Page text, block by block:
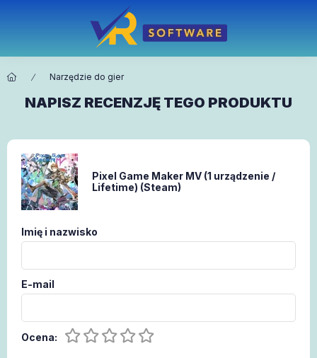
Narzędzie do gier
NAPISZ RECENZJĘ TEGO PRODUKTU
Pixel Game Maker MV (1 urządzenie /
Lifetime) (Steam)
Imię i nazwisko
E-mail
Ocena: